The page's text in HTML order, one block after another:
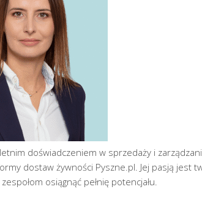
doświadczeniem w sprzedaży i
dostaw żywności Pyszne.pl. Jej pasją jest
osiągnąć pełnię potencjału.